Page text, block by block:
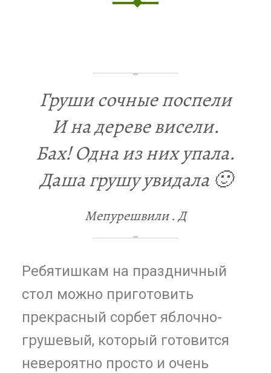
Груши сочные поспели
И на дереве висели.
Бах! Одна из них упала.
Даша грушу увидала 🙂
Мепурешвили . Д
Ребятишкам на праздничный
стол можно приготовить
прекрасный сорбет яблочно-
грушевый, который готовится
невероятно просто и очень